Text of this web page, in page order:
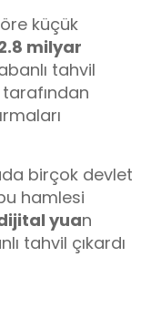
küçük
milyar
tahvil
tarafından
birçok devlet
hamlesi
yuan
tahvil çıkardı